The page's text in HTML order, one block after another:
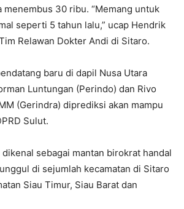
menembus 30 ribu. “Memang untuk
seperti 5 tahun lalu,” ucap Hendrik
Relawan Dokter Andi di Sitaro.
baru di dapil Nusa Utara
Luntungan (Perindo) dan Rivo
(Gerindra) diprediksi akan mampu
Sulut.
sebagai mantan birokrat handal
di sejumlah kecamatan di Sitaro
Siau Timur, Siau Barat dan